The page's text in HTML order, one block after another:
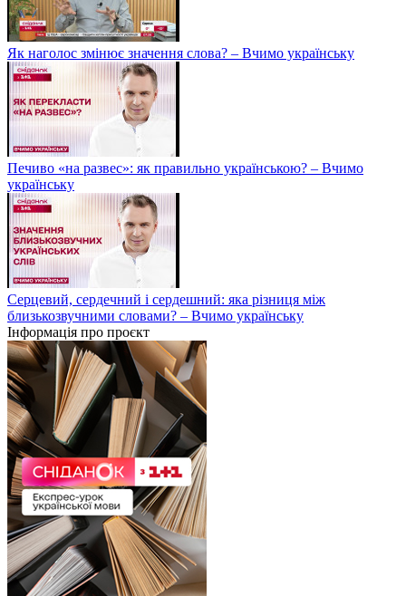
Як наголос змінює значення слова? – Вчимо українську
Печиво «на развес»: як правильно українською? – Вчимо
українську
Серцевий, сердечний і сердешний: яка різниця між
близькозвучними словами? – Вчимо українську
Інформація про проєкт